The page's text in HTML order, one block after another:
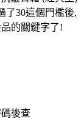
了30這個門檻後,
的關鍵字了!
後查